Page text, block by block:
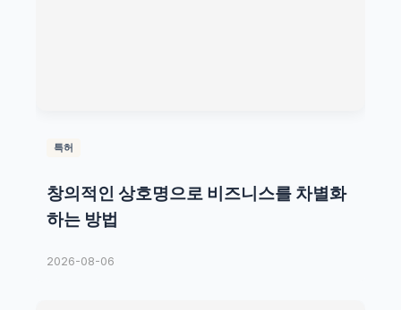
특허
창의적인 상호명으로 비즈니스를 차별화
하는 방법
2026-08-06